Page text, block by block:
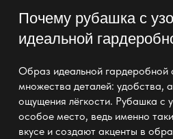
Почему рубашка с
идеальной
Образ идеальной гардеробной
множества деталей: удобства,
ощущения лёгкости. Рубашка с
особое место, ведь именно
вкусе и создают акценты в